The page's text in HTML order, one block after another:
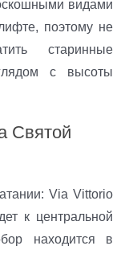
видами
поэтому не
старинные
с высоты
Святой
Via Vittorio
к центральной
находится в